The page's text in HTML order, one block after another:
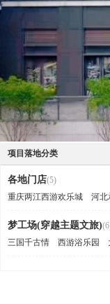
项目落地分类
各地门店(5)
重庆两江西游欢乐城
河北
梦工场(穿越主题文旅)
三国千古情
西游浴乐园